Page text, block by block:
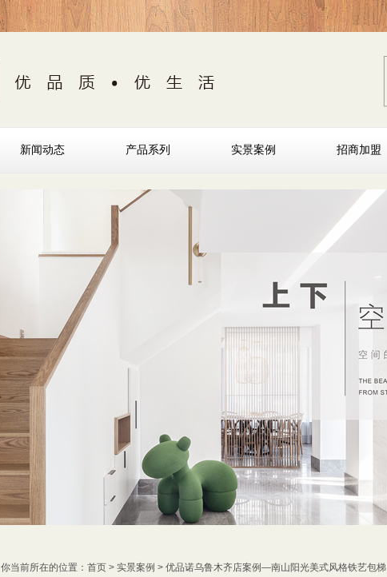
新闻动态 产品系列 实景案例 招商加盟
你当前所在的位置： 首页 > 实景案例 > 优品诺乌鲁木齐店案例—南山阳光美式风格铁艺包梯